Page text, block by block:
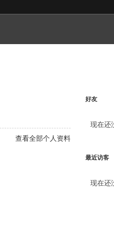
查看全部个人资料
好友
现在还
最近访客
现在还